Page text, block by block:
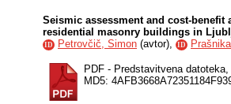
Seismic assessment and cost-
residential masonry buildings in
ID Petrovčič, Simon (avtor), ID
PDF - Predstavitvena datoteka,
MD5: